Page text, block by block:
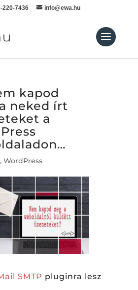
220-7436 info@ewa.hu
kapod
neked írt
a
, WordPress
SMTP pluginra lesz